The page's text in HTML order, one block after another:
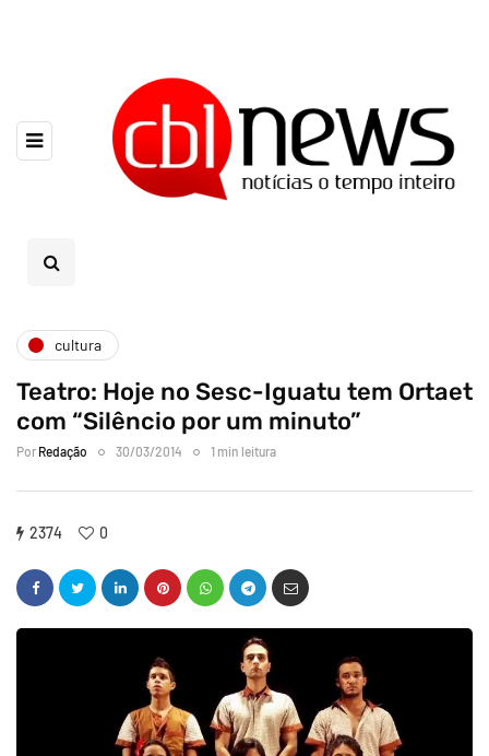
cultura
Teatro: Hoje no Sesc-Iguatu tem Ortaet
com “Silêncio por um minuto”
Por Redação 30/03/2014 1 min leitura
2374 0